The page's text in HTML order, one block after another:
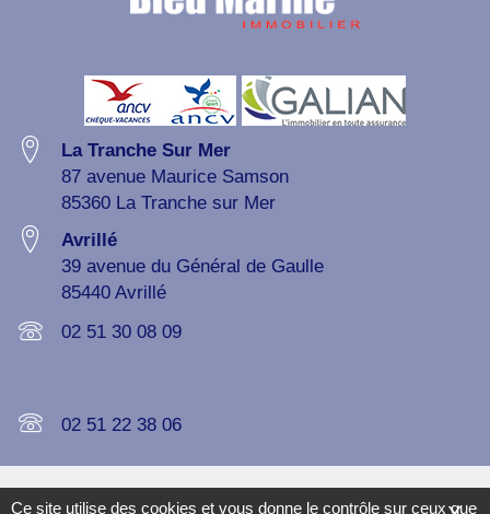
La Tranche Sur Mer
87 avenue Maurice Samson
85360 La Tranche sur Mer
Avrillé
39 avenue du Général de Gaulle
85440 Avrillé
Appelez-
02 51 30 08 09
Appelez-
02 51 22 38 06
Contact-Plan du site-Mentions légales-Exercez vos droits-
Ce site utilise des cookies et vous donne le contrôle sur ceux que